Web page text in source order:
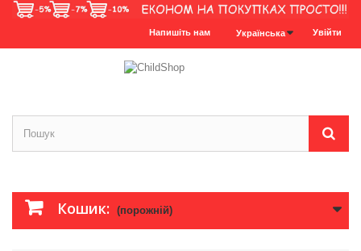
Увійти
Українська
Напишіть нам
Кошик: (порожній)